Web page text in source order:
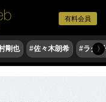
有料会員
剛也 #佐々木朗希 #ラグ〉